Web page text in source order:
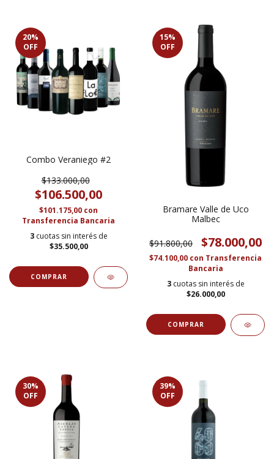
20%
OFF
Combo Veraniego #2
$133.000,00
$106.500,00
$101.175,00 con
Transferencia Bancaria
3 cuotas sin interés de
$35.500,00
15%
OFF
Bramare Valle de Uco
Malbec
$91.800,00 $78.000,00
$74.100,00 con Transferencia
Bancaria
3 cuotas sin interés de
$26.000,00
30%
OFF
39%
OFF